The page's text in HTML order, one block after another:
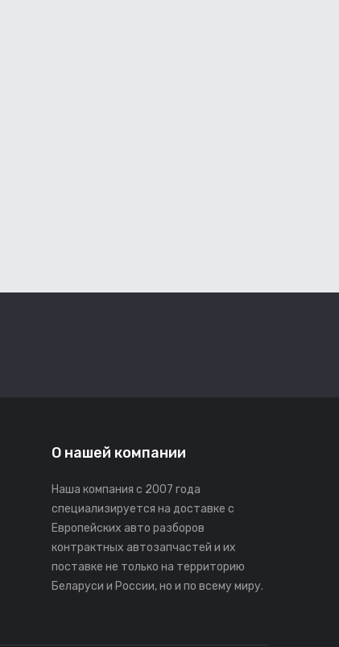
О нашей компании
Наша компания с 2007 года
специализируется на доставке с
Европейских авто разборов
контрактных автозапчастей и их
поставке не только на территорию
Беларуси и России, но и по всему миру.